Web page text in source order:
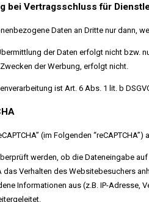
bei Vertragsschluss für
Daten an Dritte nur dann,
der Daten erfolgt nicht bzw.
der Werbung, erfolgt nicht.
ist Art. 6 Abs. 1 lit. b
(im Folgenden
werden, ob die Dateneingabe
das Verhalten des Websitebesuchers
Informationen aus (z.B. IP-